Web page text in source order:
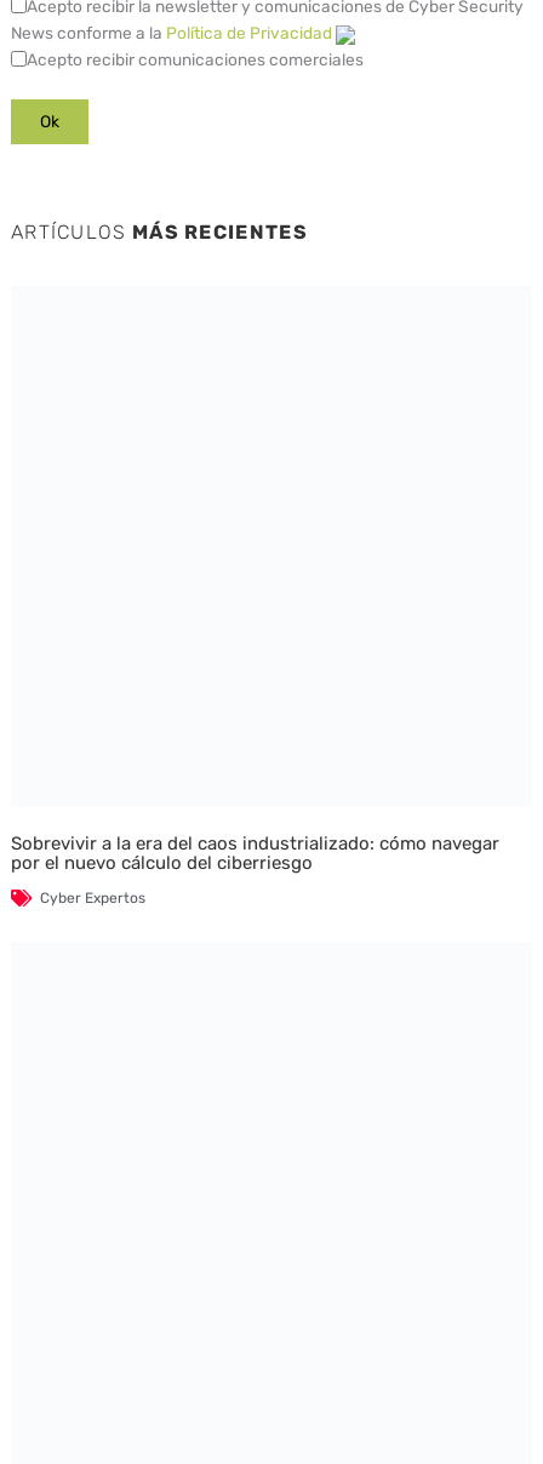
Acepto recibir la newsletter y comunicaciones de Cyber Security
News conforme a la Política de Privacidad
Acepto recibir comunicaciones comerciales
ARTÍCULOS MÁS RECIENTES
Sobrevivir a la era del caos industrializado: cómo navegar
por el nuevo cálculo del ciberriesgo
Cyber Expertos